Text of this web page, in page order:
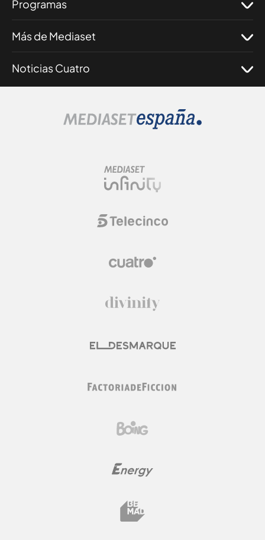
Programas
Más de Mediaset
Noticias Cuatro